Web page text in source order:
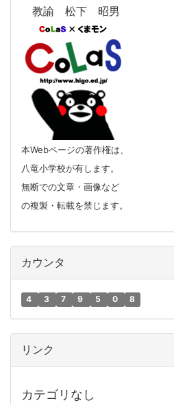
教諭 松下 昭男
本Webページの著作権は、
八竜小学校が有します。
無断での文章・画像など
の複製・転載を禁じます。
カウンタ
4 3 7 9 5 0 8
リンク
カテゴリなし